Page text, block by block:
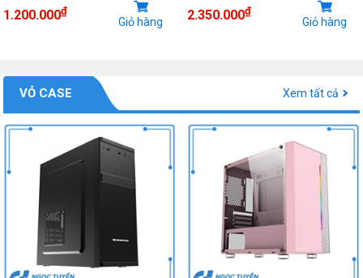
1.200.000₫
Giỏ hàng 2.350.000₫
Giỏ hàng
VỎ CASE Xem tất cả